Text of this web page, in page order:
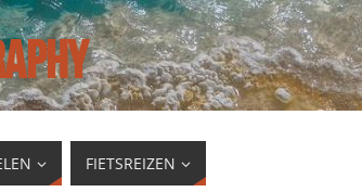
FIETSREIZEN